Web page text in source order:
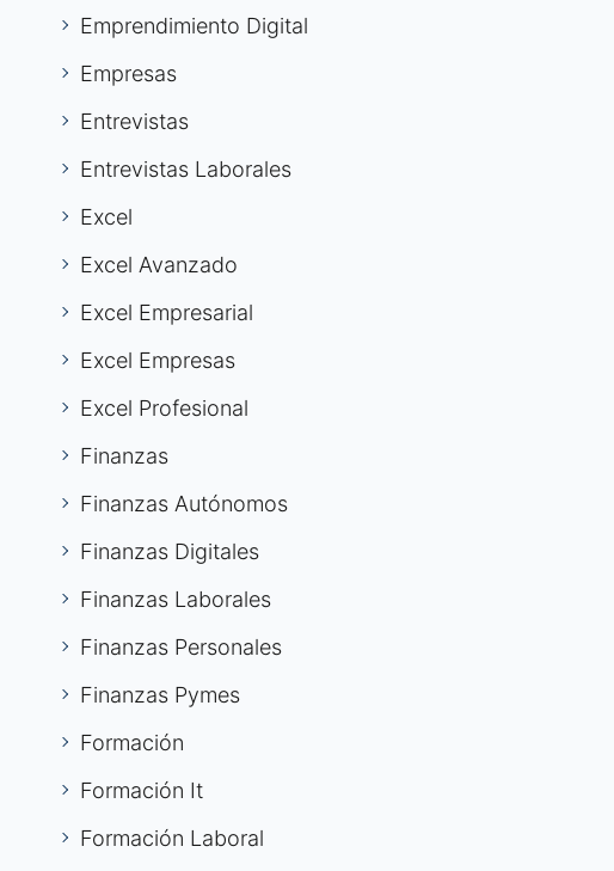
Emprendimiento Digital
Empresas
Entrevistas
Entrevistas Laborales
Excel
Excel Avanzado
Excel Empresarial
Excel Empresas
Excel Profesional
Finanzas
Finanzas Autónomos
Finanzas Digitales
Finanzas Laborales
Finanzas Personales
Finanzas Pymes
Formación
Formación It
Formación Laboral